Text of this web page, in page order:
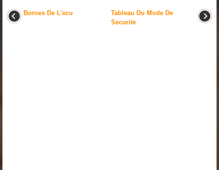
Bornes De L'ecu
Tableau Du Mode De
Securite